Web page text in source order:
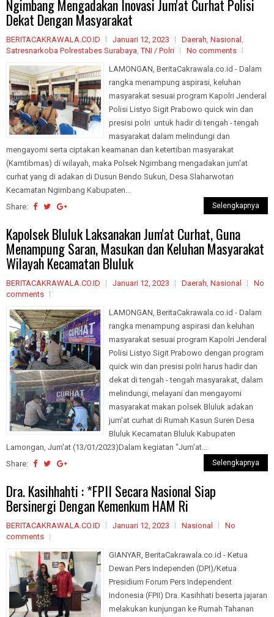
Ngimbang Mengadakan Inovasi Jum'at Curhat Polisi
Dekat Dengan Masyarakat
BERITACAKRAWALA.CO.ID Januari 12, 2023 Daerah, Nasional ,
Satresnarkoba Polrestabes Surabaya,TNI / Polri
No comments
LAMONGAN, BeritaCakrawala.co.id - Dalam
rangka menampung aspirasi, keluhan
masyarakat sesuai program Kapolri Jenderal
Polisi Listyo Sigit Prabowo quick win dan
presisi polri untuk hadir di tengah - tengah
masyarakat dalam melindungi dan
mengayomi serta ciptakan keamanan dan ketertiban masyarakat
(Kamtibmas) di wilayah, maka Polsek Ngimbang mengadakan jum'at
curhat yang di adakan di Dusun Bendo Sukun, Desa Slaharwotan
Kecamatan Ngimbang Kabupaten...
Share:
Selengkapnya
Kapolsek Bluluk Laksanakan Jum'at Curhat, Guna
Menampung Saran, Masukan dan Keluhan Masyarakat
Wilayah Kecamatan Bluluk
BERITACAKRAWALA.CO.ID Januari 12, 2023 Daerah, Nasional
No
comments
LAMONGAN, BeritaCakrawala.co.id - Dalam
rangka menampung aspirasi dan keluhan
masyarakat sesuai program Kapolri Jenderal
Polisi Listyo Sigit Prabowo dengan program
quick win dan presisi polri harus hadir dan
dekat di tengah - tengah masyarakat, dalam
melindungi, melayani dan mengayomi
masyarakat makan polsek Bluluk adakan
jum'at curhat di Rumah Kasun Suren Desa
Bluluk Kecamatan Bluluk Kabupaten
Lamongan, Jum'at (13/01/2023)Dalam kegiatan "Jum'at...
Share:
Selengkapnya
Dra. Kasihhahti : *FPII Secara Nasional Siap
Bersinergi Dengan Kemenkum HAM Ri
BERITACAKRAWALA.CO.ID Januari 12, 2023 Nasional
No
comments
GIANYAR, BeritaCakrawala.co.id - Ketua
Dewan Pers Independen (DPI)/Ketua
Presidium Forum Pers Independent
Indonesia (FPII) Dra. Kasihhati beserta jajaran
melakukan kunjungan ke Rumah Tahanan